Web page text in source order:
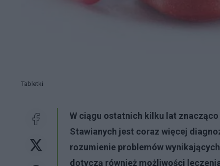
Tabletki
W ciągu ostatnich kilku lat znacząco
Stawianych jest coraz więcej
rozumienie problemów
dotyczą również możliwości